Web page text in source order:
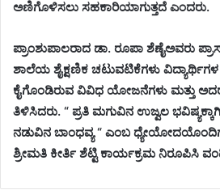
ಅಣಿಗೊಳಿಸಲು ಸಹಕಾರಿಯಾಗುತ್ತದೆ ಎಂದರು.
ಪ್ರಾಂಶುಪಾಲರಾದ ಡಾ. ರೂಪಾ ಶೆಣೈಅವರು
ಶಾಲೆಯ ಶೈಕ್ಷಣಿಕ ಚಟುವಟಿಕೆಗಳು
ಕೈಗೊಂಡಿರುವ ವಿವಿಧ ಯೋಜನೆಗಳು ಮತ್ತು
ತಿಳಿಸಿದರು. “ ಪ್ರತಿ ಮಗುವಿನ ಉಜ್ವಲ
ನಡುವಿನ ಬಾಂಧವ್ಯ “ ಎಂಬ
ಶ್ರೀಮತಿ ಕೀರ್ತಿ ಶೆಟ್ಟಿ ಕಾರ್ಯಕ್ರಮ ನಿರೂಪಿಸಿ